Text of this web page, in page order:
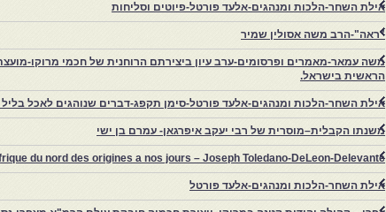
אילת השחר-הלכות ומנהגים-אלעד פורטל-פיוטים וסליחות
"ראה"-הרב משה אסולין שמיר
משה עמאר-מאמרים ופרסומים-ערב עיון ביצירתם הרוחנית של חכמי מרוקו-
הראשית בישראל.
אילת השחר-הלכות ומנהגים-אלעד פורטל-סימן תקפג-דברים שנוהגים לאכל
משנתו הקבלית–מוסרית של רבי יעקב איפרגאן- עמרם בן ישי
du nord des origines a nos jours – Joseph Toledano-DeLeon-Delevante.
אילת השחר-הלכות ומנהגים-אלעד פורטל